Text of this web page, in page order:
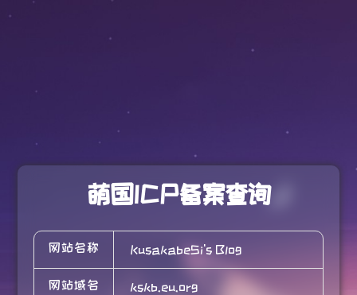
萌国ICP备案查询
网站名称 KusakabeSi's Blog
网站域名 kskb.eu.org